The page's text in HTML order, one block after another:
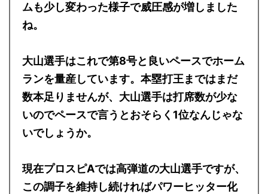
ムも少し変わった様子で威圧感が増しました
ね。
大山選手はこれで第8号と良いペースでホーム
ランを量産しています。本塁打王まではまだ
数本足りませんが、大山選手は打席数が少な
いのでペースで言うとおそらく1位なんじゃな
いでしょうか。
現在プロスピAでは高弾道の大山選手ですが、
この調子を維持し続ければパワーヒッター化